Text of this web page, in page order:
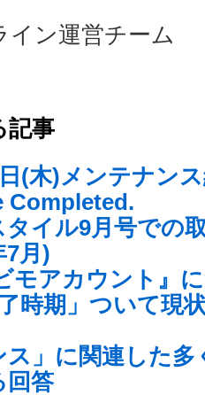
イン運営チーム
記事
(木)メンテナン
Completed.
タイル9月号での
7月)
モアカウント』
時期」ついて現
ス」に関連した
回答